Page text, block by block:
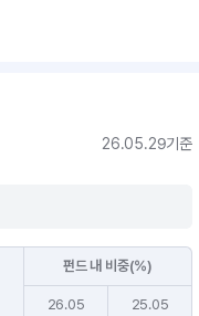
26.05.29기준
펀드 내 비중(%)
26.05 25.05